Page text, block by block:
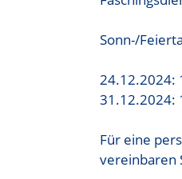
Sonn-/
24.12.2024:
31.12.2024:
Für eine
vereinbaren